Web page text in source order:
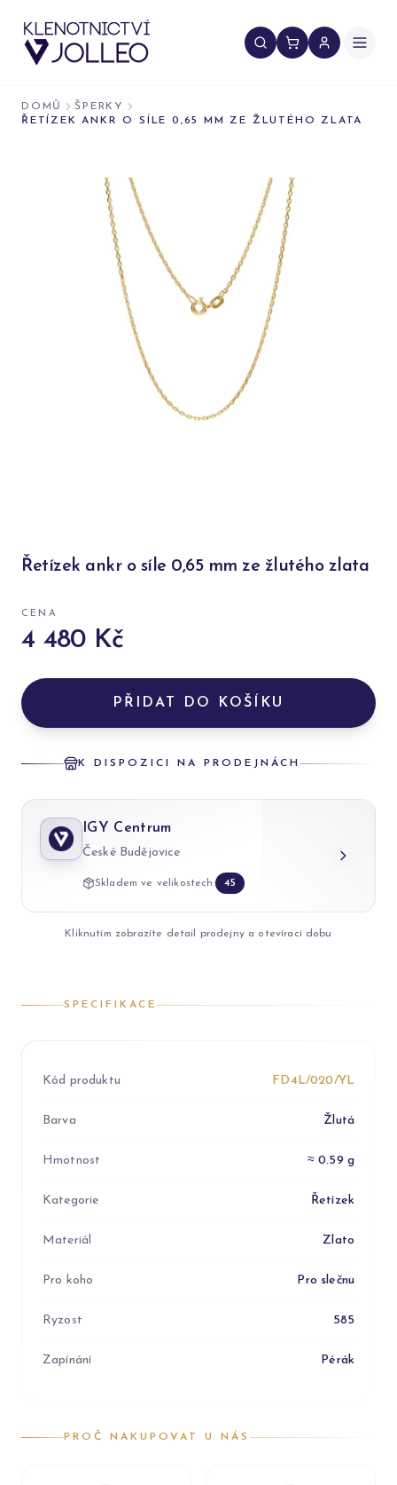
DOMŮ
ŠPERKY
ŘETÍZEK ANKR O SÍLE 0,65 MM ZE ŽLUTÉHO ZLATA
Řetízek ankr o síle 0,65 mm ze žlutého zlata
CENA
4 480 Kč
PŘIDAT DO KOŠÍKU
K DISPOZICI NA PRODEJNÁCH
IGY Centrum
České Budějovice
Skladem ve velikostech: 45
Kliknutím zobrazíte detail prodejny a otevírací dobu
SPECIFIKACE
Kód produktu FD4L/020/YL
Barva Žlutá
Hmotnost ≈ 0.59 g
Kategorie Řetízek
Materiál Zlato
Pro koho Pro slečnu
Ryzost 585
Zapínání Pérák
PROČ NAKUPOVAT U NÁS